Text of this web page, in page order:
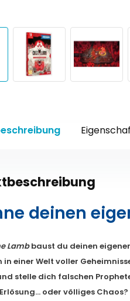
deinen
Lambbaust du deinen
einer Welt voller
stelle dich falschen
oder völliges Chaos?